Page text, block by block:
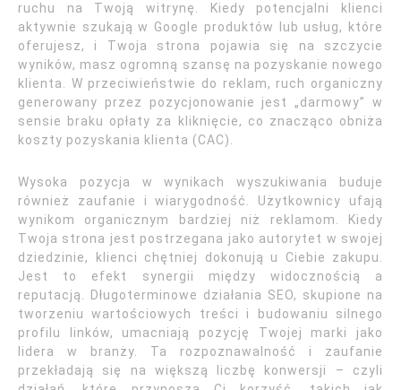
ruchu na Twoją witrynę. Kiedy potencjalni klienci
aktywnie szukają w Google produktów lub usług, które
oferujesz, i Twoja strona pojawia się na szczycie
wyników, masz ogromną szansę na pozyskanie nowego
klienta. W przeciwieństwie do reklam, ruch organiczny
generowany przez pozycjonowanie jest „darmowy” w
sensie braku opłaty za kliknięcie, co znacząco obniża
koszty pozyskania klienta (CAC).
Wysoka pozycja w wynikach wyszukiwania buduje
również zaufanie i wiarygodność. Użytkownicy ufają
wynikom organicznym bardziej niż reklamom. Kiedy
Twoja strona jest postrzegana jako autorytet w swojej
dziedzinie, klienci chętniej dokonują u Ciebie zakupu.
Jest to efekt synergii między widocznością a
reputacją. Długoterminowe działania SEO, skupione na
tworzeniu wartościowych treści i budowaniu silnego
profilu linków, umacniają pozycję Twojej marki jako
lidera w branży. Ta rozpoznawalność i zaufanie
przekładają się na większą liczbę konwersji – czyli